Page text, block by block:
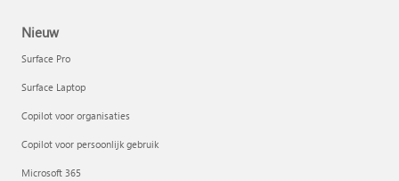
Nieuw
Surface Pro
Surface Laptop
Copilot voor organisaties
Copilot voor persoonlijk gebruik
Microsoft 365